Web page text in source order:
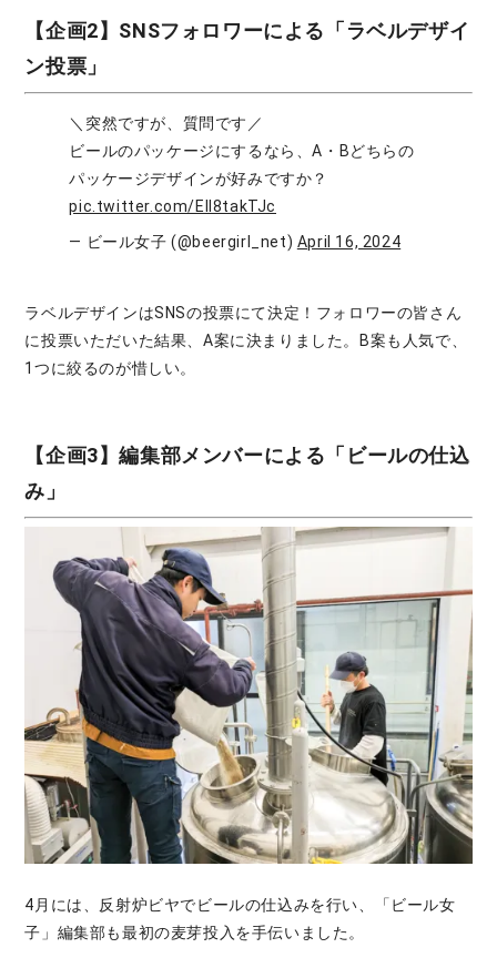
【企画2】SNSフォロワーによる「ラベルデザイ
ン投票」
＼突然ですが、質問です／
ビールのパッケージにするなら、A・Bどちらの
パッケージデザインが好みですか？
pic.twitter.com/ElI8takTJc
— ビール女子 (@beergirl_net) April 16, 2024
ラベルデザインはSNSの投票にて決定！フォロワーの皆さん
に投票いただいた結果、A案に決まりました。B案も人気で、
1つに絞るのが惜しい。
【企画3】編集部メンバーによる「ビールの仕込
み」
4月には、反射炉ビヤでビールの仕込みを行い、「ビール女
子」編集部も最初の麦芽投入を手伝いました。